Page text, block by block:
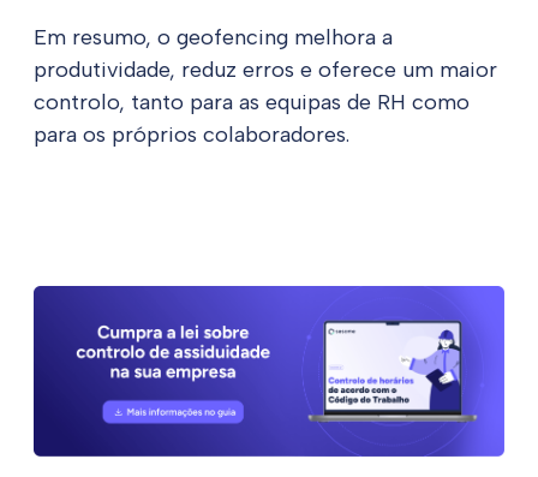
Em resumo, o geofencing melhora a
produtividade, reduz erros e oferece um maior
controlo, tanto para as equipas de RH como
para os próprios colaboradores.